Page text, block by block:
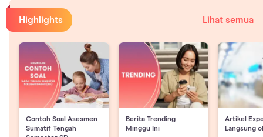
Highlights Lihat semua
Contoh Soal Asesmen
Sumatif Tengah
Berita Trending
Minggu Ini
Artikel
Langsung